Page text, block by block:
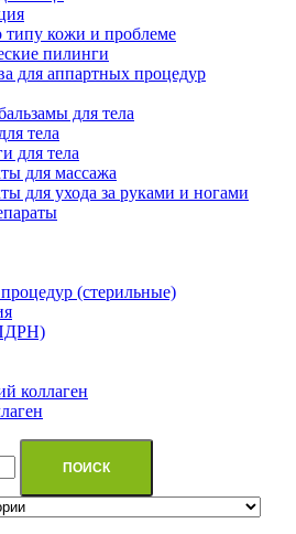
типу кожи и проблеме
пилинги
для аппартных процедур
для тела
тела
для тела
для массажа
для ухода за руками и ногами
(стерильные)
коллаген
ПОИСК